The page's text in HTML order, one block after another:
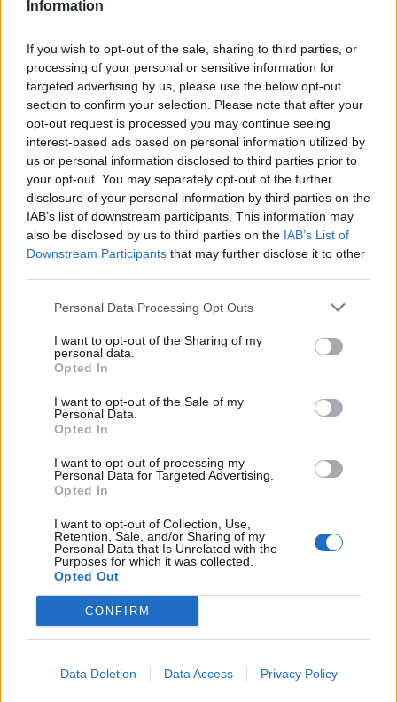
Information
If you wish to opt-out of the sale, sharing to third parties, or
processing of your personal or sensitive information for
targeted advertising by us, please use the below opt-out
section to confirm your selection. Please note that after your
opt-out request is processed you may continue seeing
interest-based ads based on personal information utilized by
us or personal information disclosed to third parties prior to
your opt-out. You may separately opt-out of the further
disclosure of your personal information by third parties on the
IAB’s list of downstream participants. This information may
also be disclosed by us to third parties on the IAB’s List of
Downstream Participants that may further disclose it to other
Personal Data Processing Opt Outs
I want to opt-out of the Sharing of my
personal data.
Opted In
I want to opt-out of the Sale of my
Personal Data.
Opted In
I want to opt-out of processing my
Personal Data for Targeted Advertising.
Opted In
I want to opt-out of Collection, Use,
Retention, Sale, and/or Sharing of my
Personal Data that Is Unrelated with the
Purposes for which it was collected.
Opted Out
CONFIRM
Data Deletion Data Access Privacy Policy
Οι γιοι του Βενιζέλου, Κυριάκος και Σοφοκλής,
με τις οικογένειές τους. Αριστερά ο νεαρός